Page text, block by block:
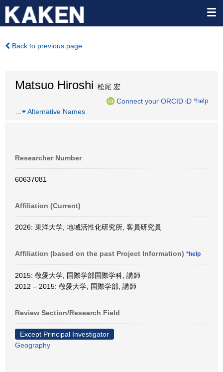
Back to previous page
Matsuo Hiroshi 松尾 宏
Connect your ORCID iD *help
Alternative Names
Researcher Number
60637081
Affiliation (Current)
2026: 東洋大学, 地域活性化研究所, 客員研究員
Affiliation (based on the past Project Information) *help
2015: 敬愛大学, 国際学部国際学科, 講師
2012 – 2015: 敬愛大学, 国際学部, 講師
Review Section/Research Field
Except Principal Investigator
Geography